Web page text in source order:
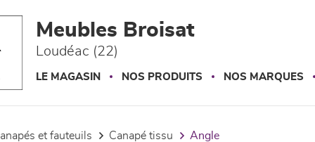
Meubles Broisat
Loudéac (22)
LE MAGASIN NOS PRODUITS NOS MARQUES
canapés et fauteuils canapé tissu angle